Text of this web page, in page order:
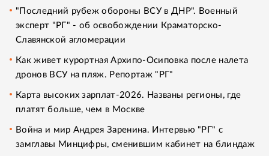
"Последний рубеж обороны ВСУ в ДНР". Военный
эксперт "РГ" - об освобождении Краматорско-
Славянской агломерации
Как живет курортная Архипо-Осиповка после налета
дронов ВСУ на пляж. Репортаж "РГ"
Карта высоких зарплат-2026. Названы регионы, где
платят больше, чем в Москве
Война и мир Андрея Заренина. Интервью "РГ" с
замглавы Минцифры, сменившим кабинет на блиндаж